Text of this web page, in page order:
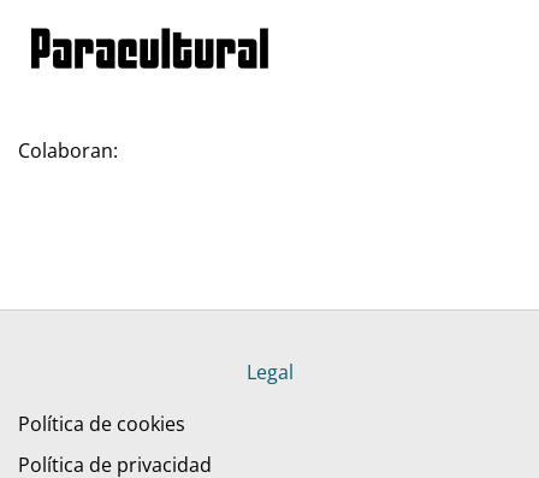
Colaboran:
Legal
Política de cookies
Política de privacidad